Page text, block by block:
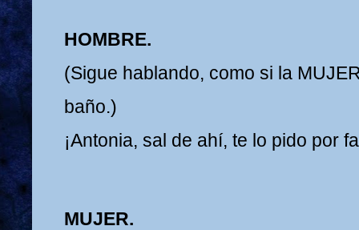
HOMBRE.
(Sigue hablando, como si la
baño.)
¡Antonia, sal de ahí, te lo pido por
MUJER.